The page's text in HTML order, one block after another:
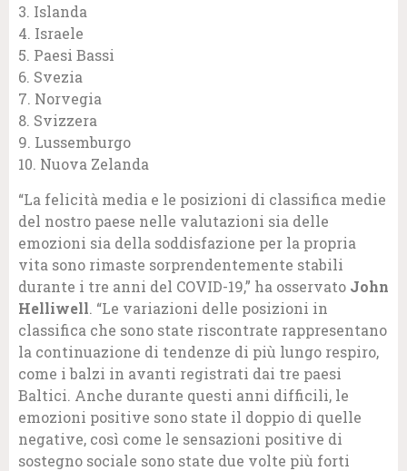
3. Islanda
4. Israele
5. Paesi Bassi
6. Svezia
7. Norvegia
8. Svizzera
9. Lussemburgo
10. Nuova Zelanda
“La felicità media e le posizioni di classifica medie
del nostro paese nelle valutazioni sia delle
emozioni sia della soddisfazione per la propria
vita sono rimaste sorprendentemente stabili
durante i tre anni del COVID-19,” ha osservato John
Helliwell. “Le variazioni delle posizioni in
classifica che sono state riscontrate rappresentano
la continuazione di tendenze di più lungo respiro,
come i balzi in avanti registrati dai tre paesi
Baltici. Anche durante questi anni difficili, le
emozioni positive sono state il doppio di quelle
negative, così come le sensazioni positive di
sostegno sociale sono state due volte più forti